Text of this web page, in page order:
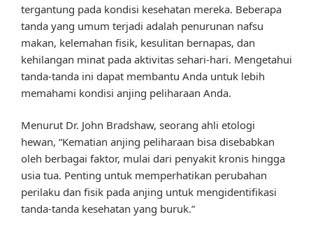
tergantung pada kondisi kesehatan mereka. Beberapa
tanda yang umum terjadi adalah penurunan nafsu
makan, kelemahan fisik, kesulitan bernapas, dan
kehilangan minat pada aktivitas sehari-hari. Mengetahui
tanda-tanda ini dapat membantu Anda untuk lebih
memahami kondisi anjing peliharaan Anda.
Menurut Dr. John Bradshaw, seorang ahli etologi
hewan, “Kematian anjing peliharaan bisa disebabkan
oleh berbagai faktor, mulai dari penyakit kronis hingga
usia tua. Penting untuk memperhatikan perubahan
perilaku dan fisik pada anjing untuk mengidentifikasi
tanda-tanda kesehatan yang buruk.”